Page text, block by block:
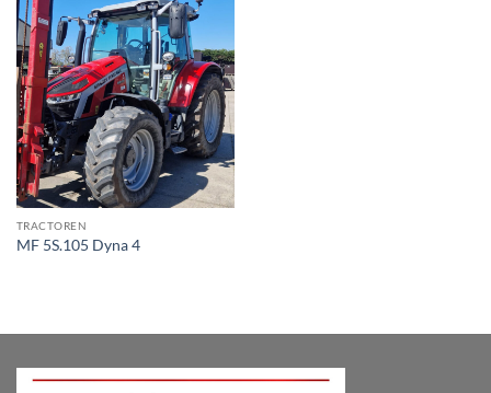
TRACTOREN
MF 5S.105 Dyna 4